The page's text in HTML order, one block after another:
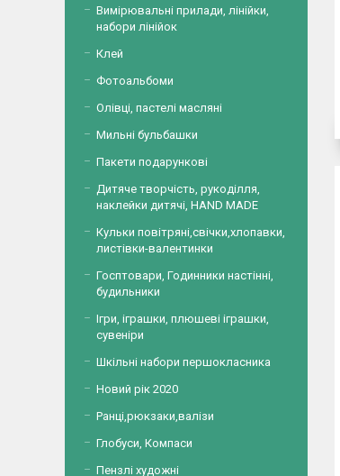
Вимірювальні прилади, лінійки,
набори лінійок
Клей
Фотоальбоми
Олівці, пастелі масляні
Мильні бульбашки
Пакети подарункові
Дитяче творчість, рукоділля,
наклейки дитячі, HAND MADE
Кульки повітряні,свічки,хлопавки,
листівки-валентинки
Госптовари, Годинники настінні,
будильники
Ігри, іграшки, плюшеві іграшки,
сувеніри
Шкільні набори першокласника
Новий рік 2020
Ранці,рюкзаки,валізи
Глобуси, Компаси
Пензлі художні